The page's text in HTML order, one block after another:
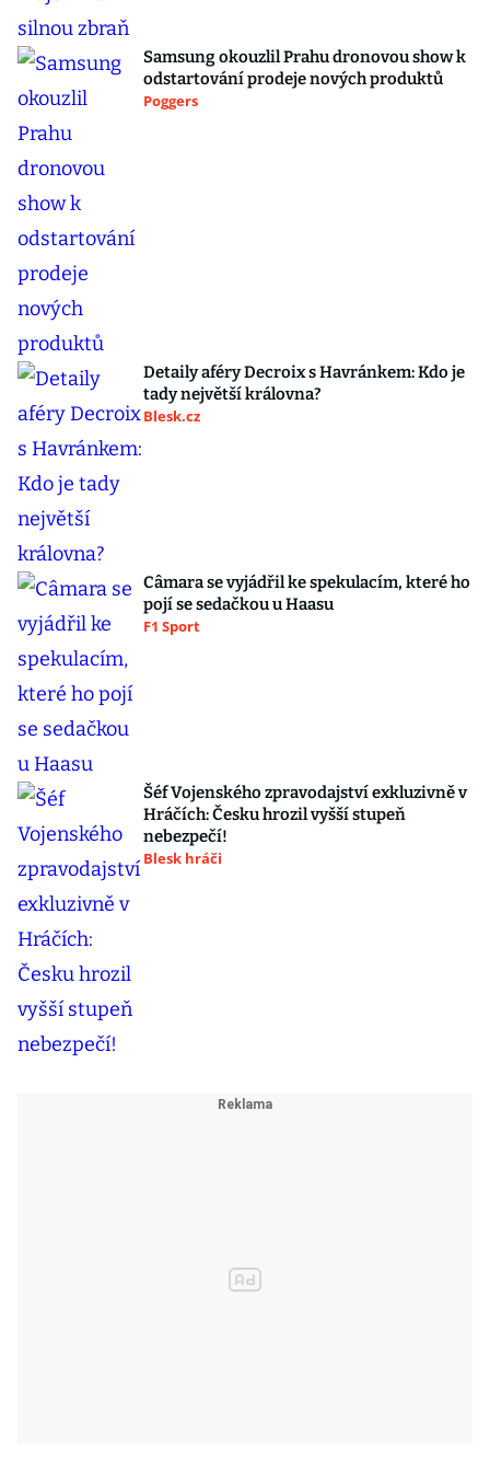
Samsung okouzlil Prahu dronovou show k
odstartování prodeje nových produktů
Poggers
Detaily aféry Decroix s Havránkem: Kdo je
tady největší královna?
Blesk.cz
Câmara se vyjádřil ke spekulacím, které ho
pojí se sedačkou u Haasu
F1 Sport
Šéf Vojenského zpravodajství exkluzivně v
Hráčích: Česku hrozil vyšší stupeň
nebezpečí!
Blesk hráči